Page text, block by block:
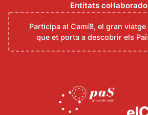
Entitats
Participa al Camí8, el gran
que et porta a descobrir els